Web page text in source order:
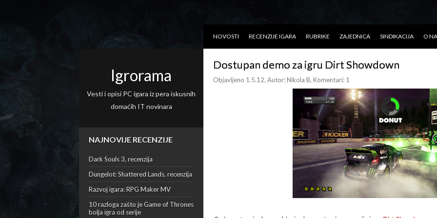
NOVOSTI RECENZIJE IGARA RUBRIKE ZAJEDNICA SINDIKACIJA O
Igrorama
Vesti i opisi PC igara iz pera iskusnih
domaćih IT novinara
NAJNOVIJE RECENZIJE
Dark Souls 3, recenzija
Dungelot: Shattered Lands, recenzija
Razvoj igara: RPG Maker MV
10 razloga zašto je Game of Thrones
bolja igra od serije
Dostupan demo za igru Dirt Showdown
Objavljeno 1.5.12, Autor:Nikola B, Komentari: 1